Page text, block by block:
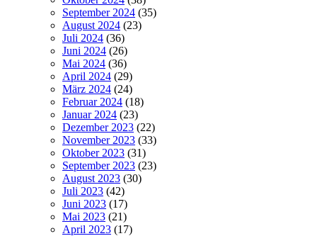
September 2024 (35)
August 2024 (23)
Juli 2024 (36)
Juni 2024 (26)
Mai 2024 (36)
April 2024 (29)
März 2024 (24)
Februar 2024 (18)
Januar 2024 (23)
Dezember 2023 (22)
November 2023 (33)
Oktober 2023 (31)
September 2023 (23)
August 2023 (30)
Juli 2023 (42)
Juni 2023 (17)
Mai 2023 (21)
April 2023 (17)